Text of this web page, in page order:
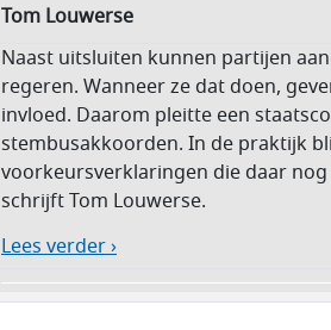
Tom Louwerse
Naast uitsluiten kunnen partijen
regeren. Wanneer ze dat doen,
invloed. Daarom pleitte een
stembusakkoorden. In de praktijk
voorkeursverklaringen die daar nog
schrijft Tom Louwerse.
Lees verder ›